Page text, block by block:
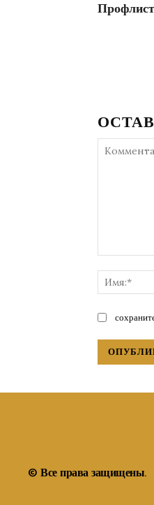
© Все права защищены.